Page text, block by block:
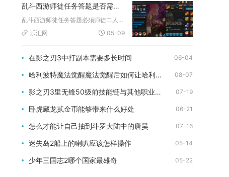
乱斗西游师徒任务答题是否需要组队完成
乱斗西游师徒任务答题必须师徒二人组队才可以完整领取并顺利完成...
乐汇网
05-09
在影之刃3中打副本需要多长时间 06-04
哈利波特魔法觉醒魔法觉醒后如何让哈利波特打人柳 08-07
影之刃3里无锋50级前技能链与其他职业的配合效果如何 07-19
卧虎藏龙贰金币能够带来什么好处 06-21
怎么才能让自己抽到斗罗大陆中的唐昊 07-16
迷失岛2船上的喇叭应该怎样操作 05-14
少年三国志2哪个国家最雄奇 05-22